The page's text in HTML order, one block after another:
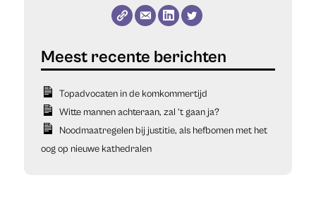
Topadvocaten in de komkommertijd
Witte mannen achteraan, zal ’t gaan ja?
Noodmaatregelen bij justitie, als hefbomen met het
oog op nieuwe kathedralen